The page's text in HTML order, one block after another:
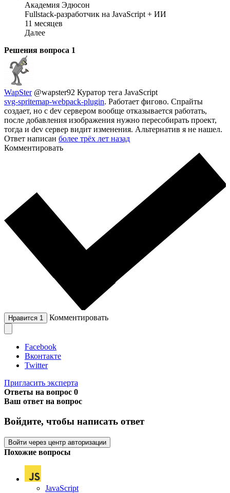
Академия Эдюсон
Fullstack-разработчик на JavaScript + ИИ
11 месяцев
Далее
Решения вопроса 1
WapSter @wapster92 Куратор тега JavaScript
svg-spritemap-webpack-plugin. Работает фигово. Спрайты
создает, но с dev сервером вообще отказывается работать,
после добавления изображения нужно пересобирать проект,
тогда и dev сервер видит изменения. Альтернатив я не нашел.
Ответ написан более трёх лет назад
Комментировать
Нравится 1 Комментировать
Facebook
Вконтакте
Twitter
Пригласить эксперта
Ответы на вопрос 0
Ваш ответ на вопрос
Войдите, чтобы написать ответ
Войти через центр авторизации
Похожие вопросы
JavaScript